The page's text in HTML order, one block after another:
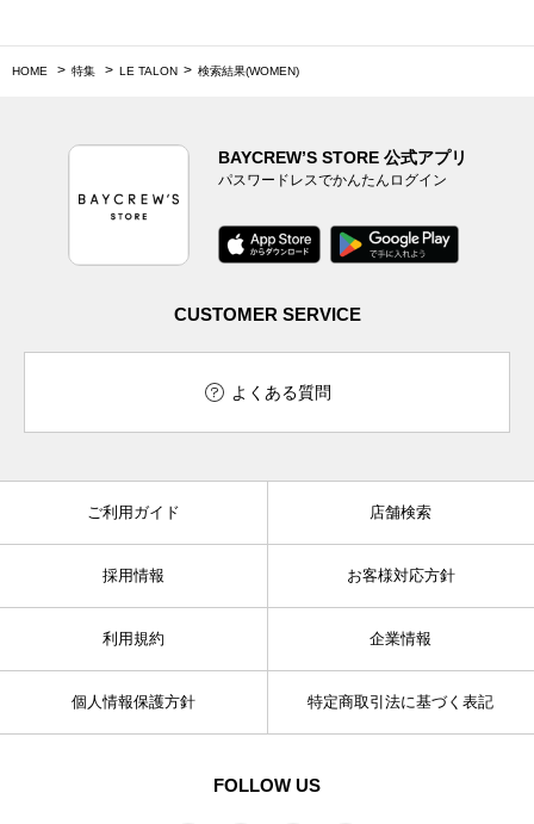
HOME 特集 LE TALON 検索結果(WOMEN)
BAYCREW’S STORE 公式アプリ
パスワードレスでかんたんログイン
CUSTOMER SERVICE
よくある質問
ご利用ガイド 店舗検索
採用情報 お客様対応方針
利用規約 企業情報
個人情報保護方針 特定商取引法に基づく表記
FOLLOW US